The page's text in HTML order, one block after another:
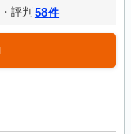
評判 58件